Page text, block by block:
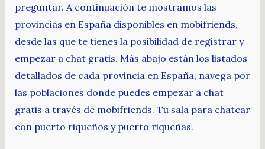
preguntar. A continuación te mostramos las
provincias en España disponibles en mobifriends,
desde las que te tienes la posibilidad de registrar y
empezar a chat gratis. Más abajo están los listados
detallados de cada provincia en España, navega por
las poblaciones donde puedes empezar a chat
gratis a través de mobifriends. Tu sala para chatear
con puerto riqueños y puerto riqueñas.